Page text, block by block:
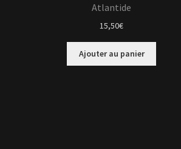
Atlantide
15,50€
Ajouter au panier